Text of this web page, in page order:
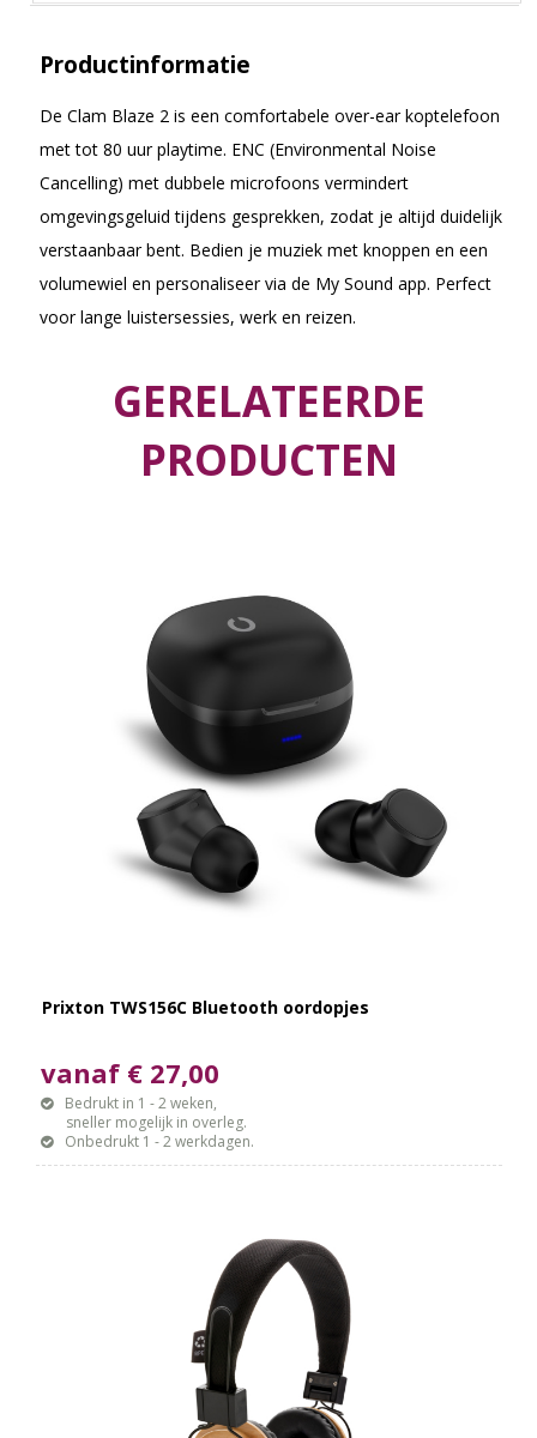
Productinformatie
De Clam Blaze 2 is een comfortabele over-ear koptelefoon
met tot 80 uur playtime. ENC (Environmental Noise
Cancelling) met dubbele microfoons vermindert
omgevingsgeluid tijdens gesprekken, zodat je altijd duidelijk
verstaanbaar bent. Bedien je muziek met knoppen en een
volumewiel en personaliseer via de My Sound app. Perfect
voor lange luistersessies, werk en reizen.
GERELATEERDE
PRODUCTEN
Prixton TWS156C Bluetooth oordopjes
vanaf € 27,00
Bedrukt in 1 - 2 weken,
sneller mogelijk in overleg.
Onbedrukt 1 - 2 werkdagen.